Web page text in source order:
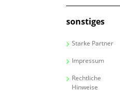
sonstiges
Starke Partner
Impressum
Rechtliche
Hinweise